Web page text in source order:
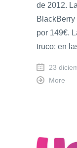
de 2012.
por 149€.
truco: en
23
More